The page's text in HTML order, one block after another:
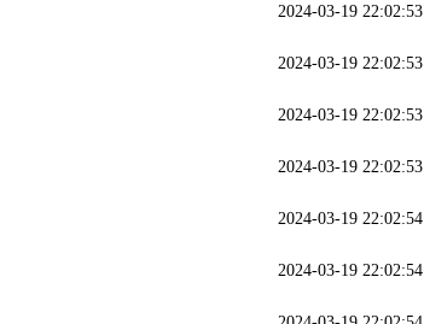
2024-03-19 22:02:53
2024-03-19 22:02:53
2024-03-19 22:02:53
2024-03-19 22:02:53
2024-03-19 22:02:54
2024-03-19 22:02:54